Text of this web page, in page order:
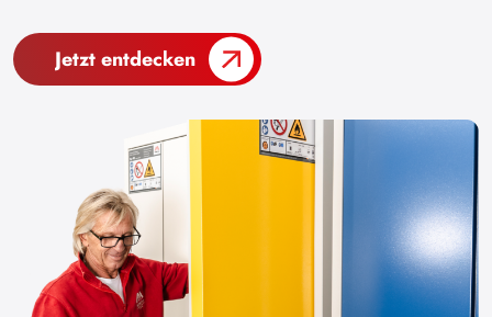
Jetzt entdecken